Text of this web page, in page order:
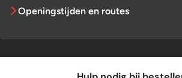
Openingstijden en routes